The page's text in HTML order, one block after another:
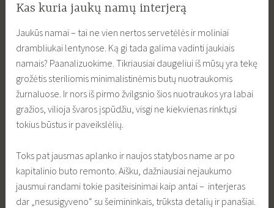
Kas kuria jaukų namų interjerą
Jaukūs namai – tai ne vien nertos servetėlės ir moliniai
drambliukai lentynose. Ką gi tada galima vadinti jaukiais
namais? Paanalizuokime. Tikriausiai daugeliui iš mūsų yra tekę
grožėtis steriliomis minimalistinėmis butų nuotraukomis
žurnaluose. Ir nors iš pirmo žvilgsnio šios nuotraukos yra labai
gražios, vilioja švaros įspūdžiu, visgi ne kiekvienas rinktųsi
tokius būstus ir paveikslėlių.
Toks pat jausmas aplanko ir naujos statybos name ar po
kapitalinio buto remonto. Aišku, dažniausiai nejaukumo
jausmui randami tokie pasiteisinimai kaip antai – interjeras
dar „nesusigyveno“ su šeimininkais, trūksta detalių ir panašiai.